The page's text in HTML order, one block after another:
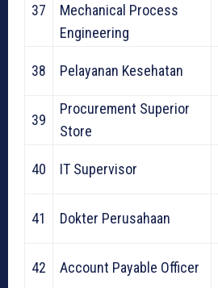
37
Mechanical Process
Engineering
38 Pelayanan Kesehatan
39
Procurement Superior
Store
40 IT Supervisor
41 Dokter Perusahaan
42 Account Payable Officer